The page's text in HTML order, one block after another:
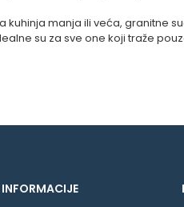
kuhinja manja ili veća, granitne
su za sve one koji traže
INFORMACIJE